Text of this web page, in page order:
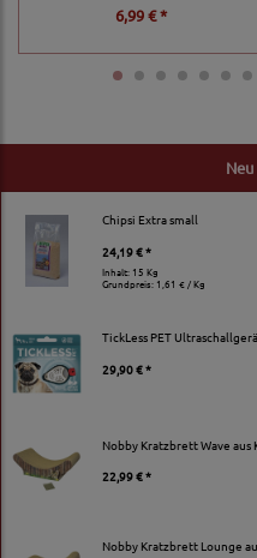
Chipsi Extra small
24,19 € *
Inhalt: 15 Kg
Grundpreis:1,61 € / Kg
TickLess PET
29,90 € *
Nobby Kratzbrett Wave aus
22,99 € *
Nobby Kratzbrett Lounge
6,99 € *